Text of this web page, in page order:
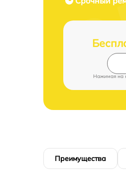
Нажимая на
Преимущества